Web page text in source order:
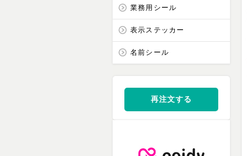
業務用シール
表示ステッカー
名前シール
再注文する